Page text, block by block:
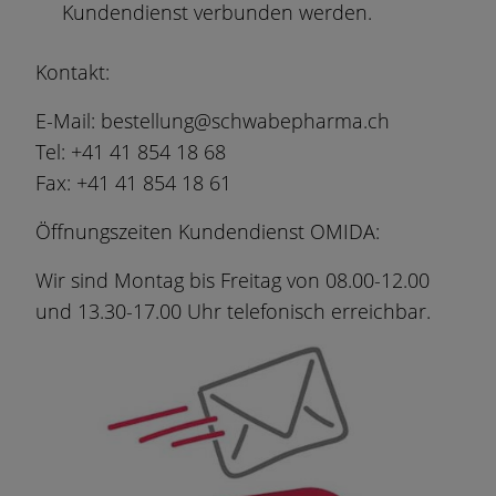
Kundendienst verbunden werden.
Kontakt:
E-Mail: bestellung@schwabepharma.ch
Tel: +41 41 854 18 68
Fax: +41 41 854 18 61
Öffnungszeiten Kundendienst OMIDA:
Wir sind Montag bis Freitag von 08.00-12.00
und 13.30-17.00 Uhr telefonisch erreichbar.